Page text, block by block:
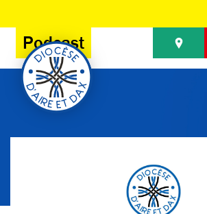
Podcast